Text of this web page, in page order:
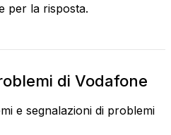
per la risposta.
di Vodafone
e segnalazioni di problemi